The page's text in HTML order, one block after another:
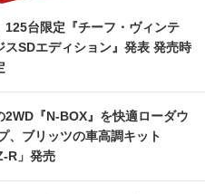
125台限定『チーフ・ヴィンテ
スSDエディション』発表 発売時
2WD『N-BOX』を快適ローダウ
、ブリッツの車高調キット
R」発売